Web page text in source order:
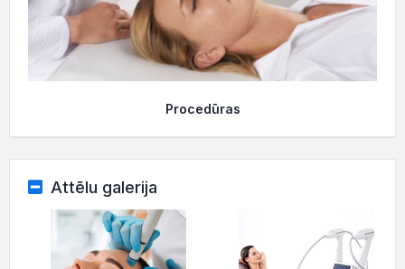
Procedūras
Attēlu galerija